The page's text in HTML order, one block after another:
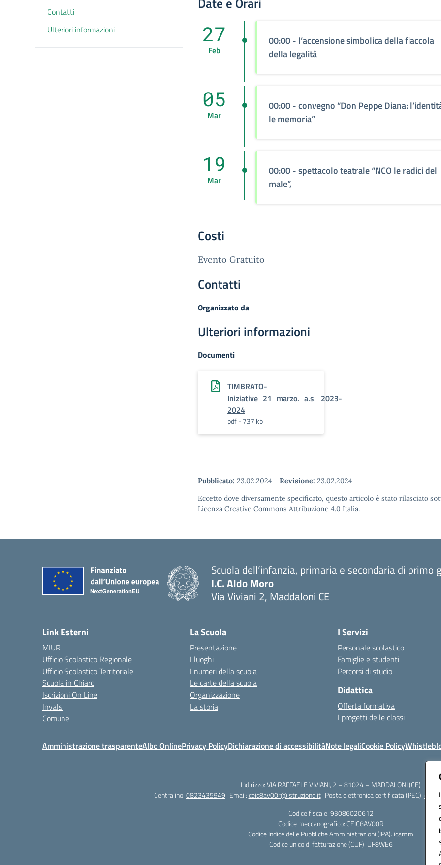
Contatti
Ulteriori informazioni
27
Feb
00:00- l’accensione simbolica della fiaccola
della legalità
05
Mar
00:00- convegno “Don Peppe Diana:
le memoria”
19
Mar
00:00- spettacolo teatrale “NCO le radici del
male”,
Costi
Evento Gratuito
Contatti
Organizzato da
Ulteriori informazioni
Documenti
TIMBRATO-
Iniziative_21_marzo._a.s._2023-
2024
pdf - 737 kb
Pubblicato: 23.02.2024 - Revisione: 23.02.2024
Eccetto dove diversamente specificato, questo articolo è stato rilasciato
Licenza Creative Commons Attribuzione 4.0 Italia.
Scuola dell’infanzia, primaria e secondaria di primo
I.C. Aldo Moro
Via Viviani 2, Maddaloni CE
Link Esterni
MIUR
Ufficio Scolastico Regionale
Ufficio Scolastico Territoriale
Scuola in Chiaro
Iscrizioni On Line
Invalsi
Comune
La Scuola
Presentazione
I luoghi
I numeri della scuola
Le carte della scuola
Organizzazione
La storia
I Servizi
Personale scolastico
Famiglie e studenti
Percorsi di studio
Didattica
Offerta formativa
I progetti delle classi
Amministrazione trasparenteAlbo OnlinePrivacy PolicyDichiarazione di accessibilitàNote legaliCookie Policy
Indirizzo:VIA RAFFAELE VIVIANI, 2 – 81024 – MADDALONI (CE)
Centralino:0823435949 Email:ceic8av00r@istruzione.it Posta elettronica certificata (PEC):
Codice fiscale: 93086020612
Codice meccanografico: CEIC8AV00R
Codice Indice delle Pubbliche Amministrazioni (IPA): icamm
Codice unico di fatturazione (CUF): UF8WE6